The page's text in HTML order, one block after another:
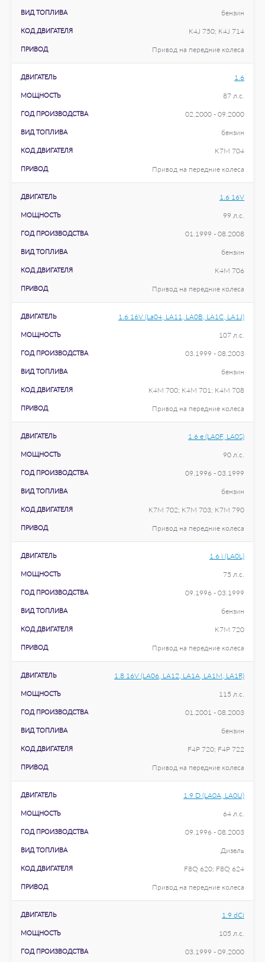
ВИД ТОПЛИВА бензин
КОД ДВИГАТЕЛЯ K4J 750; K4J 714
ПРИВОД Привод на передние колеса
ДВИГАТЕЛЬ 1.6
МОЩНОСТЬ 87 л.с.
ГОД ПРОИЗВОДСТВА 02.2000 - 09.2000
ВИД ТОПЛИВА бензин
КОД ДВИГАТЕЛЯ K7M 704
ПРИВОД Привод на передние колеса
ДВИГАТЕЛЬ 1.6 16V
МОЩНОСТЬ 99 л.с.
ГОД ПРОИЗВОДСТВА 01.1999 - 08.2008
ВИД ТОПЛИВА бензин
КОД ДВИГАТЕЛЯ K4M 706
ПРИВОД Привод на передние колеса
ДВИГАТЕЛЬ 1.6 16V (La04, LA11, LA0B, LA1C, LA1J)
МОЩНОСТЬ 107 л.с.
ГОД ПРОИЗВОДСТВА 03.1999 - 08.2003
ВИД ТОПЛИВА бензин
КОД ДВИГАТЕЛЯ K4M 700; K4M 701; K4M 708
ПРИВОД Привод на передние колеса
ДВИГАТЕЛЬ 1.6 e (LA0F, LA0S)
МОЩНОСТЬ 90 л.с.
ГОД ПРОИЗВОДСТВА 09.1996 - 03.1999
ВИД ТОПЛИВА бензин
КОД ДВИГАТЕЛЯ K7M 702; K7M 703; K7M 790
ПРИВОД Привод на передние колеса
ДВИГАТЕЛЬ 1.6 i (LA0L)
МОЩНОСТЬ 75 л.с.
ГОД ПРОИЗВОДСТВА 09.1996 - 03.1999
ВИД ТОПЛИВА бензин
КОД ДВИГАТЕЛЯ K7M 720
ПРИВОД Привод на передние колеса
ДВИГАТЕЛЬ 1.8 16V (LA06, LA12, LA1A, LA1M, LA1R)
МОЩНОСТЬ 115 л.с.
ГОД ПРОИЗВОДСТВА 01.2001 - 08.2003
ВИД ТОПЛИВА бензин
КОД ДВИГАТЕЛЯ F4P 720; F4P 722
ПРИВОД Привод на передние колеса
ДВИГАТЕЛЬ 1.9 D (LA0A, LA0U)
МОЩНОСТЬ 64 л.с.
ГОД ПРОИЗВОДСТВА 09.1996 - 08.2003
ВИД ТОПЛИВА Дизель
КОД ДВИГАТЕЛЯ F8Q 620; F8Q 624
ПРИВОД Привод на передние колеса
ДВИГАТЕЛЬ 1.9 dCi
МОЩНОСТЬ 105 л.с.
ГОД ПРОИЗВОДСТВА 03.1999 - 09.2000